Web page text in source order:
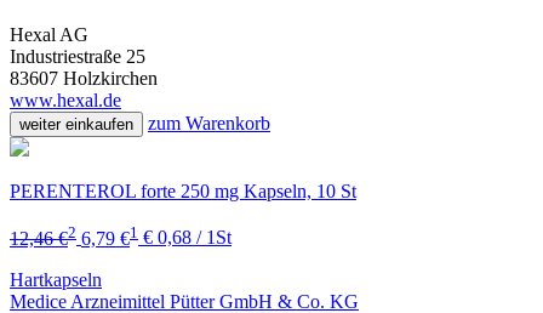
Hexal AG
Industriestraße 25
83607 Holzkirchen
www.hexal.de
weiter einkaufen zum Warenkorb
PERENTEROL forte 250 mg Kapseln, 10 St
12,46 €2 6,79 €1 € 0,68 / 1St
Hartkapseln
Medice Arzneimittel Pütter GmbH & Co. KG